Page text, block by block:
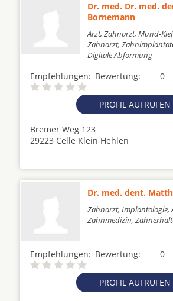
Dr. med. Dr. med.
Bornemann
Arzt, Zahnarzt, Mund-
Zahnarzt,
Digitale Abformung
Empfehlungen: 0
Bewertung:
PROFIL AUFRUFEN
Bremer Weg 123
29223 Celle Klein Hehlen
Dr. med. dent.
Zahnarzt, Implantologie,
Zahnmedizin,
Empfehlungen: 0
Bewertung:
PROFIL AUFRUFEN